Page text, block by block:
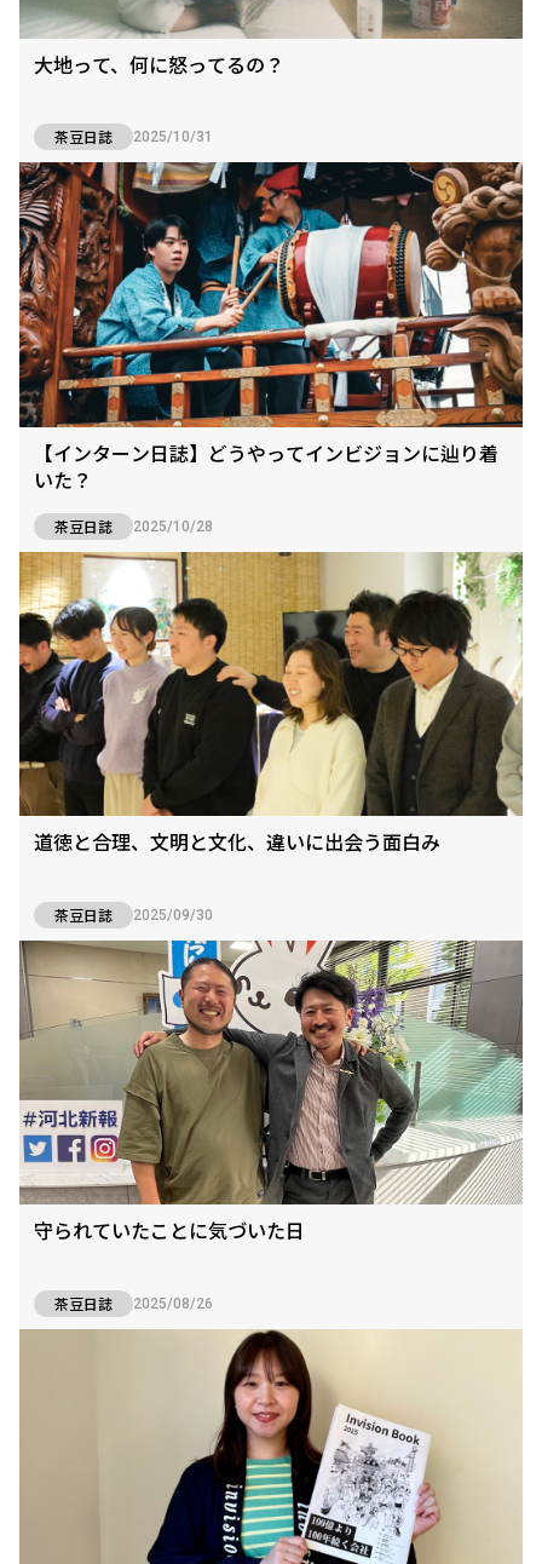
大地って、何に怒ってるの？
茶豆日誌 2025/10/31
【インターン日誌】どうやってインビジョンに辿り着
いた？
茶豆日誌 2025/10/28
道徳と合理、文明と文化、違いに出会う面白み
茶豆日誌 2025/09/30
守られていたことに気づいた日
茶豆日誌 2025/08/26